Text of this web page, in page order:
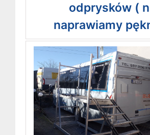
odprysków (
naprawiamy